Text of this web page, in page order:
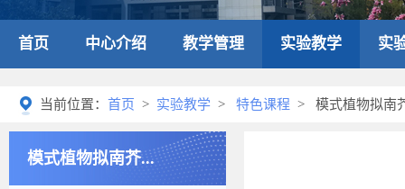
首页 中心介绍 教学管理 实验教学 实
当前位置： 首页 > 实验教学 > 特色课程 > 模式植物拟南
模式植物拟南芥...